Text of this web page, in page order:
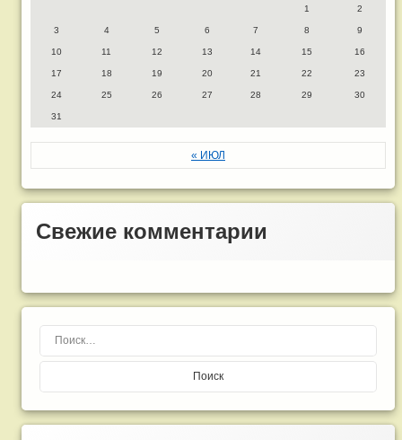
1 2
3 4 5 6 7 8 9
10 11 12 13 14 15 16
17 18 19 20 21 22 23
24 25 26 27 28 29 30
31
« ИЮЛ
Свежие комментарии